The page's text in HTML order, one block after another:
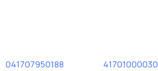
041707950188
41701000030